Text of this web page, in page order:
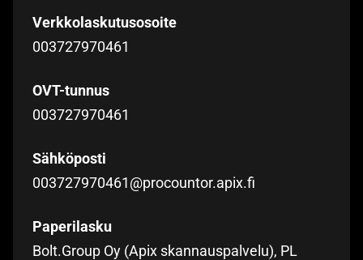
Verkkolaskutusosoite
003727970461
OVT-tunnus
003727970461
Sähköposti
003727970461@procountor.apix.fi
Paperilasku
Bolt.Group Oy (Apix skannauspalvelu), PL